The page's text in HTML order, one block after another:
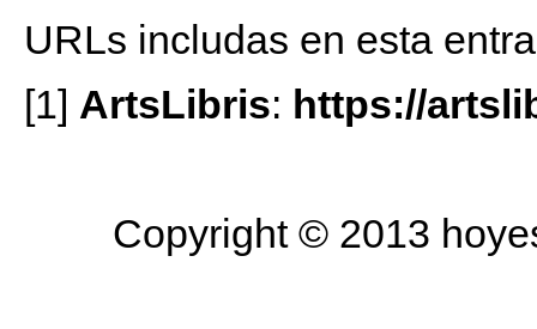
URLs includas en esta
[1] ArtsLibris: https://
Copyright © 2013